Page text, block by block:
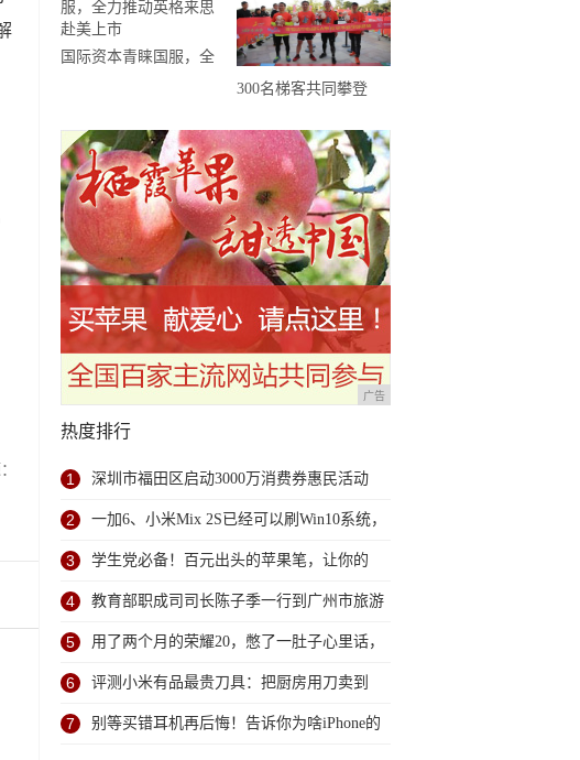
产销对接大会顺利召
开！
国际资本青睐国服，全
300名梯客共同攀登
级精英赛顺德海骏达中
心站欢乐开跑
广告
热度排行
1 深圳市福田区启动3000万消费券惠民活动
2 一加6、小米Mix 2S已经可以刷Win10系统，
网友：安卓提不动刀了？
3 学生党必备！百元出头的苹果笔，让你的
iPad成为学习神器
4 教育部职成司司长陈子季一行到广州市旅游
商务职业学校考察调研
5 用了两个月的荣耀20，憋了一肚子心里话，
今天终于一吐为快
6 评测小米有品最贵刀具：把厨房用刀卖到
999元的秘密
7 别等买错耳机再后悔！告诉你为啥iPhone的